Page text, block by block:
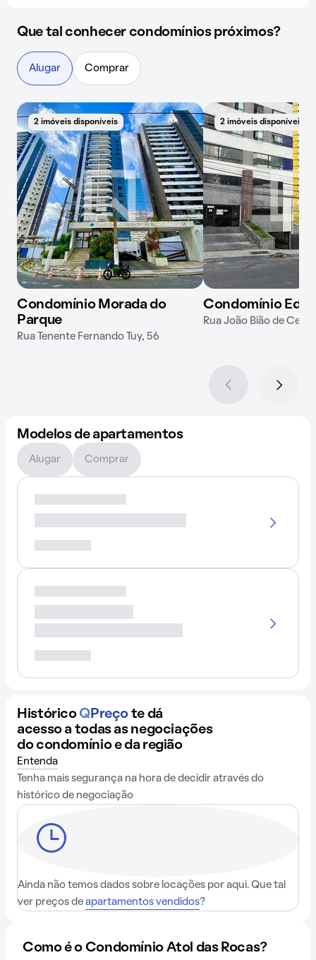
Que tal conhecer condomínios próximos?
Alugar Comprar
2 imóveis disponíveis
Condomínio Morada do
Parque
Rua Tenente Fernando Tuy, 56
2 imóveis disponíveis
Condomínio Ed.
Rua João Bião de
Modelos de apartamentos
Alugar Comprar
Histórico QPreço te dá
acesso a todas as negociações
do condomínio e da região
Entenda
Tenha mais segurança na hora de decidir através do
histórico de negociação
Ainda não temos dados sobre locações por aqui. Que tal
ver preços de apartamentos vendidos?
Como é o Condomínio Atol das Rocas?